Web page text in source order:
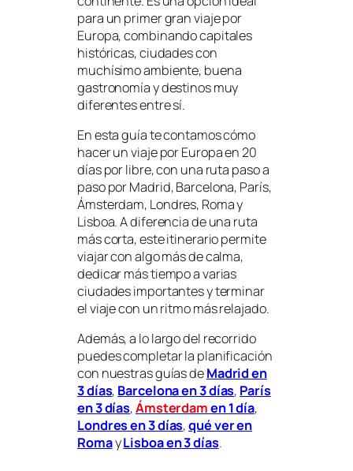
para un primer gran viaje por
Europa, combinando capitales
históricas, ciudades con
muchísimo ambiente, buena
gastronomía y destinos muy
diferentes entre sí.
En esta guía te contamos cómo
hacer un viaje por Europa en 20
días por libre, con una ruta paso a
paso por Madrid, Barcelona, París,
Ámsterdam, Londres, Roma y
Lisboa. A diferencia de una ruta
más corta, este itinerario permite
viajar con algo más de calma,
dedicar más tiempo a varias
ciudades importantes y terminar
el viaje con un ritmo más relajado.
Además, a lo largo del recorrido
puedes completar la planificación
con nuestras guías deMadrid en
3 días, Barcelona en 3 días, París
en 3 días,Ámsterdamen 1 día,
Londres en 3 días,qué ver en
RomayLisboa en 3 días.